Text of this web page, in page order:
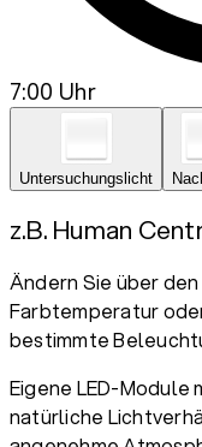
7:00 Uhr
Untersuchungslicht
z.B. Human
Ändern Sie über
Farbtemperatur
bestimmte
Eigene LED-
natürliche